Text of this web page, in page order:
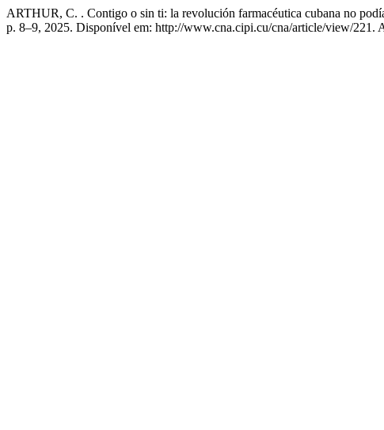
ARTHUR, C. . Contigo o sin ti: la revolución farmacéutica cubana no
p. 8–9, 2025. Disponível em: http://www.cna.cipi.cu/cna/article/view/221.